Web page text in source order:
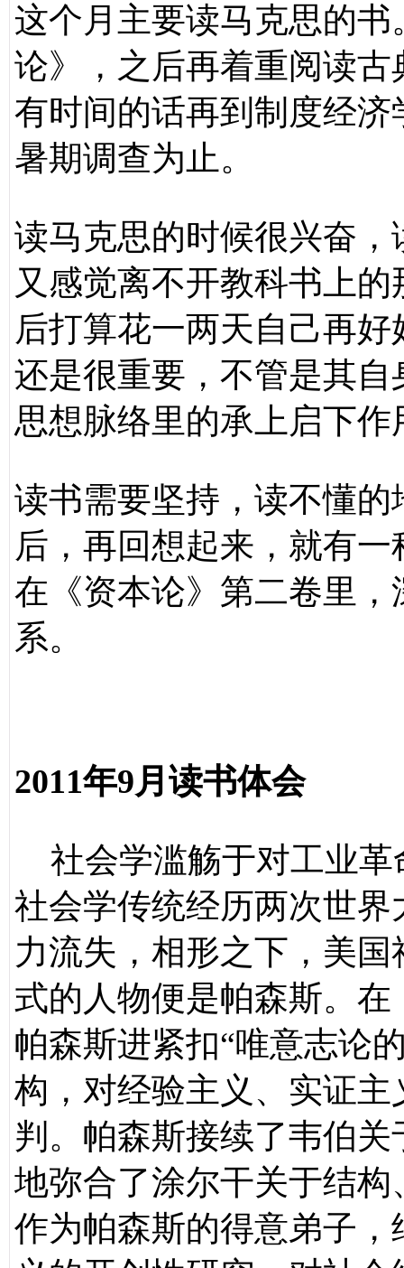
这个月主要读马克思的书
论》，之后再着重阅读
有时间的话再到制度经
暑期调查为止。
读马克思的时候很兴奋
又感觉离不开教科书上
后打算花一两天自己再
还是很重要，不管是其
思想脉络里的承上启下作
读书需要坚持，读不懂
后，再回想起来，就有
在《资本论》第二卷里
系。
2011年9月读书体会
社会学滥觞于对工业革
社会学传统经历两次世
力流失，相形之下，美
式的人物便是帕森斯。
帕森斯进紧扣“唯意志论
构，对经验主义、实证
判。帕森斯接续了韦伯
地弥合了涂尔干关于结
作为帕森斯的得意弟子